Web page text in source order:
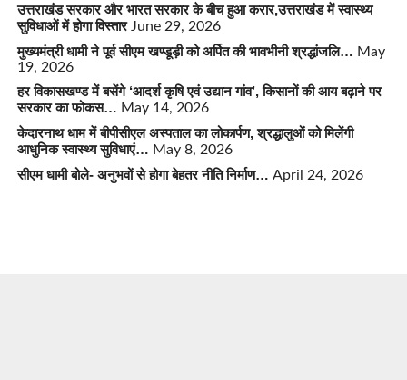
उत्तराखंड सरकार और भारत सरकार के बीच हुआ करार,उत्तराखंड में स्वास्थ्य
सुविधाओं में होगा विस्तार June 29, 2026
मुख्यमंत्री धामी ने पूर्व सीएम खण्डूड़ी को अर्पित की भावभीनी श्रद्धांजलि… May
19, 2026
हर विकासखण्ड में बसेंगे ‘आदर्श कृषि एवं उद्यान गांव’, किसानों की आय बढ़ाने पर
सरकार का फोकस… May 14, 2026
केदारनाथ धाम में बीपीसीएल अस्पताल का लोकार्पण, श्रद्धालुओं को मिलेंगी
आधुनिक स्वास्थ्य सुविधाएं… May 8, 2026
सीएम धामी बोले- अनुभवों से होगा बेहतर नीति निर्माण… April 24, 2026